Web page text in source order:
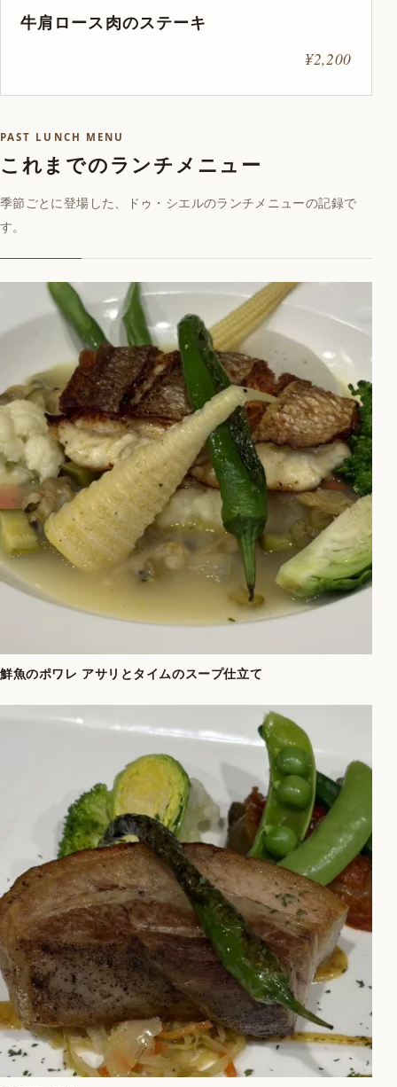
牛肩ロース肉のステーキ
¥2,200
PAST LUNCH MENU
これまでのランチメニュー
季節ごとに登場した、ドゥ・シエルのランチメニューの記録で
す。
鮮魚のポワレ アサリとタイムのスープ仕立て